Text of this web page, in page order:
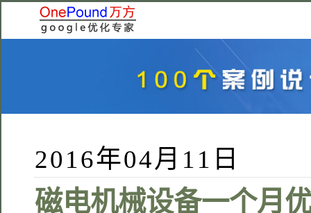
2016年04月11日
磁电机械设备一个月